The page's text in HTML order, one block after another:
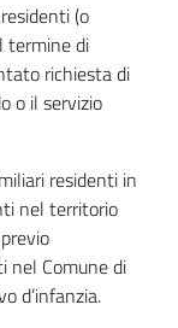
(o
termine di
richiesta di
o il servizio
residenti in
nel territorio
nel Comune di
d’infanzia.